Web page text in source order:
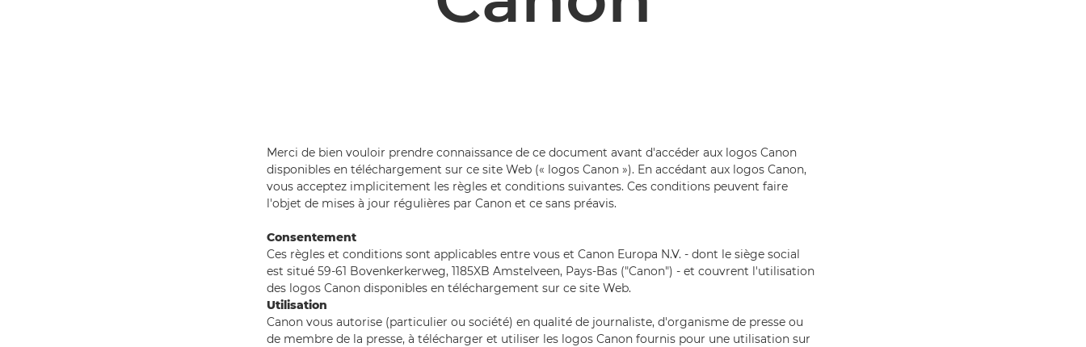
Merci de bien vouloir prendre connaissance de ce document avant d'accéder aux logos Canon
disponibles en téléchargement sur ce site Web (« logos Canon »). En accédant aux logos Canon,
vous acceptez implicitement les règles et conditions suivantes. Ces conditions peuvent faire
l'objet de mises à jour régulières par Canon et ce sans préavis.
Consentement
Ces règles et conditions sont applicables entre vous et Canon Europa N.V. - dont le siège social
est situé 59-61 Bovenkerkerweg, 1185XB Amstelveen, Pays-Bas ("Canon") - et couvrent l'utilisation
des logos Canon disponibles en téléchargement sur ce site Web.
Utilisation
Canon vous autorise (particulier ou société) en qualité de journaliste, d'organisme de presse ou
de membre de la presse, à télécharger et utiliser les logos Canon fournis pour une utilisation sur